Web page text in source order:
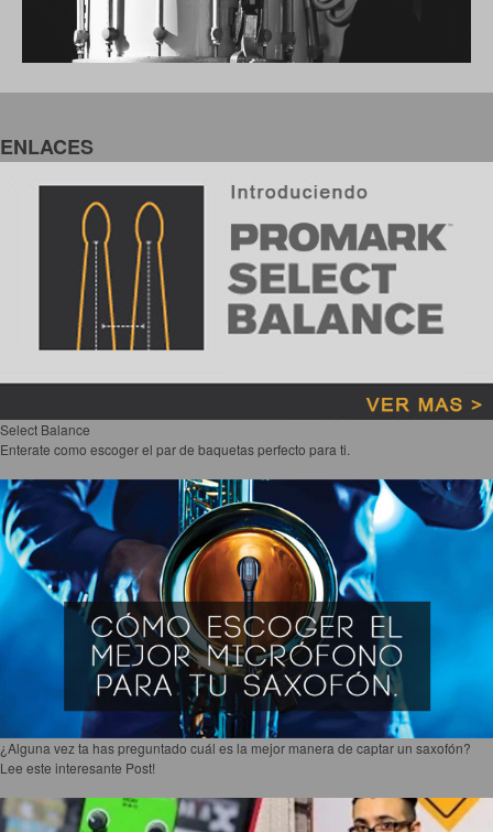
ENLACES
Select Balance
Enterate como escoger el par de baquetas perfecto para ti.
¿Alguna vez ta has preguntado cuál es la mejor manera de captar un saxofón?
Lee este interesante Post!